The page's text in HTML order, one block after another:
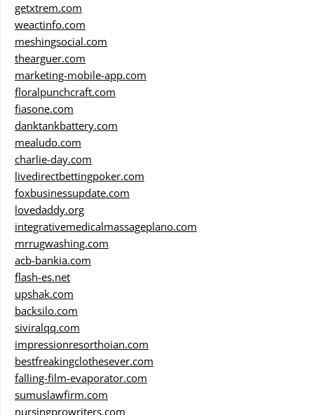
getxtrem.com
weactinfo.com
meshingsocial.com
thearguer.com
marketing-mobile-app.com
floralpunchcraft.com
fiasone.com
danktankbattery.com
mealudo.com
charlie-day.com
livedirectbettingpoker.com
foxbusinessupdate.com
lovedaddy.org
integrativemedicalmassageplano.com
mrrugwashing.com
acb-bankia.com
flash-es.net
upshak.com
backsilo.com
siviralqq.com
impressionresorthoian.com
bestfreakingclothesever.com
falling-film-evaporator.com
sumuslawfirm.com
nursingprowriters.com